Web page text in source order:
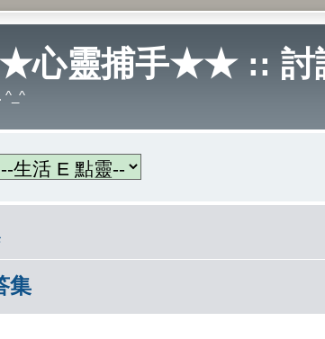
心靈捕手★★ :: 討
^_^
集